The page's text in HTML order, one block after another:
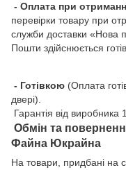
- Оплата при
перевірки товару при
служби доставки «Нова
Пошти здійснюється
- Готівкою (Оплата
двері).
Гарантія від виробника
Обмін та
Файна Юкрайна
На товари, придбані на